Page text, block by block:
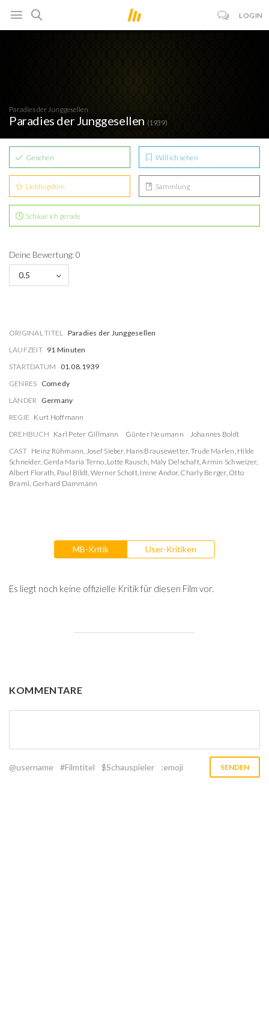
LOGIN
Paradies der Junggesellen
Paradies der Junggesellen (1939)
Gesehen Will ich sehen
Lieblingsfilm Sammlung
Schaue ich gerade
Deine Bewertung: 0
0.5
ORIGINAL TITEL Paradies der Junggesellen
LAUFZEIT 91 Minuten
STARTDATUM
01.08.1939
GENRES Comedy
LÄNDER Germany
REGIE Kurt Hoffmann
DREHBUCH Karl Peter Gillmann Günter Neumann
Johannes Boldt
CAST Heinz Rühmann, Josef Sieber, Hans Brausewetter, Trude Marlen, Hilde
Schneider, Gerda Maria Terno, Lotte Rausch, Maly Delschaft,Armin Schweizer,
Albert Florath, Paul Bildt, Werner Schott, Irene Andor, Charly Berger, Otto
Braml, Gerhard Dammann
MB-Kritik User-Kritiken
Es liegt noch keine offizielle Kritik für diesen Film vor.
KOMMENTARE
@username #Filmtitel $Schauspieler :emoji